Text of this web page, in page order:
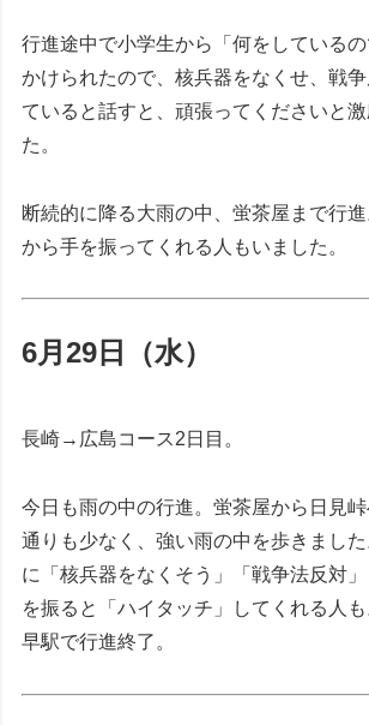
行進途中で小学生から「何をしている
かけられたので、核兵器をなくせ、戦
ていると話すと、頑張ってくださいと
た。
断続的に降る大雨の中、蛍茶屋まで行
から手を振ってくれる人もいました。
6月29日（水）
長崎→広島コース2日目。
今日も雨の中の行進。蛍茶屋から日見
通りも少なく、強い雨の中を歩きまし
に「核兵器をなくそう」「戦争法反対
を振ると「ハイタッチ」してくれる人
早駅で行進終了。